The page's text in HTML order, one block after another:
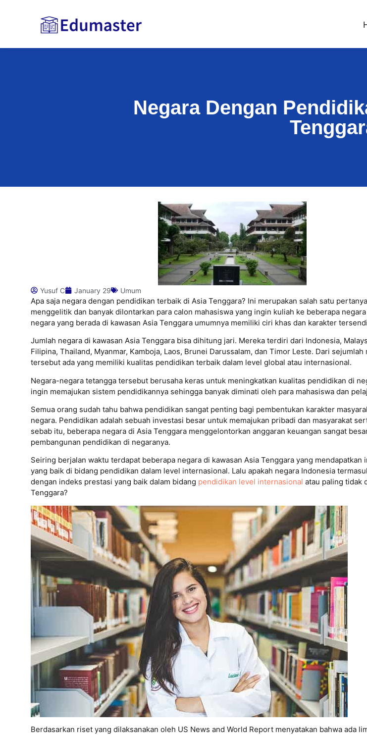
Negara Dengan
Yusuf C January 29 Umum
Apa saja negara dengan pendidikan terbaik di Asia Tenggara? Ini merupakan salah satu
menggelitik dan banyak dilontarkan para calon mahasiswa yang ingin kuliah ke beberapa
negara yang berada di kawasan Asia Tenggara umumnya memiliki ciri khas dan karakter
Jumlah negara di kawasan Asia Tenggara bisa dihitung jari. Mereka terdiri dari Indonesia,
Filipina, Thailand, Myanmar, Kamboja, Laos, Brunei Darussalam, dan Timor Leste. Dari sejumlah
tersebut ada yang memiliki kualitas pendidikan terbaik dalam level global atau internasional.
Negara-negara tetangga tersebut berusaha keras untuk meningkatkan kualitas pendidikan di
ingin memajukan sistem pendidikannya sehingga banyak diminati oleh para mahasiswa dan
Semua orang sudah tahu bahwa pendidikan sangat penting bagi pembentukan karakter
negara. Pendidikan adalah sebuah investasi besar untuk memajukan pribadi dan masyarakat
sebab itu, beberapa negara di Asia Tenggara menggelontorkan anggaran keuangan sangat
pembangunan pendidikan di negaranya.
Seiring berjalan waktu terdapat beberapa negara di kawasan Asia Tenggara yang mendapatkan
yang baik di bidang pendidikan dalam level internasional. Lalu apakah negara Indonesia
dengan indeks prestasi yang baik dalam bidang pendidikan level internasional atau paling tidak
Tenggara?
Berdasarkan riset yang dilaksanakan oleh US News and World Report menyatakan bahwa ada